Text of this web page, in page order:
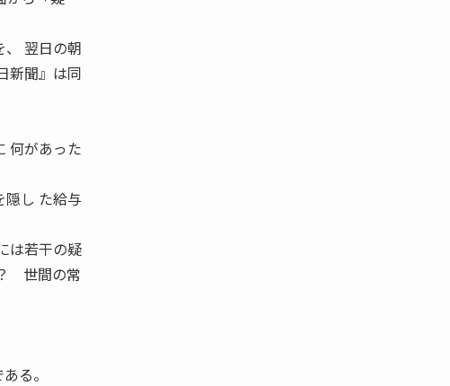
翌日の朝
新聞』は同
何があった
隠し た給与
は若干の疑
世間の常
る。